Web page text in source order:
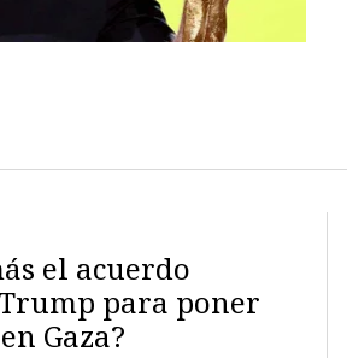
el acuerdo
para poner
Gaza?